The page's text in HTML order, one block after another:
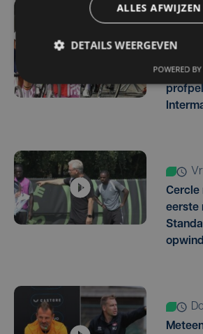
West-
Donie
Cercle
eerste
ALLES AFWIJZEN
DETAILS WEERGEVEN
POWERED